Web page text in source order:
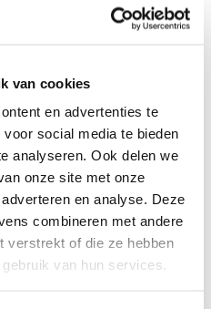
van cookies
en advertenties te
social media te bieden
analyseren. Ook delen we
onze site met onze
en analyse. Deze
combineren met andere
verstrekt of die ze hebben
van hun services.
ons dan gerust om de